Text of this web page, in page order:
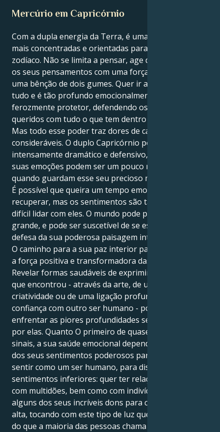
Mercúrio em Capricórnio
Com a dupla energia da Terra, é uma das pessoas
mais concentradas e orientadas para a ação do
zodíaco. Não se limita a pensar, age de acordo com
os seus pensamentos com uma força implacável:
uma bênção de dois gumes. Quer ir até ao fundo de
tudo e é tão profundo emocionalmente que é leal e
ferozmente protetor, defendendo os seus entes
queridos com tudo o que tem dentro de si.
Mas todo esse poder traz dores de cabeça
consideráveis. O duplo Capricórnio pode torná-lo
intensamente dramático e defensivo, uma vez que as
suas emoções podem ser um pouco reservadas
quando guardam esse seu precioso mundo interior.
É possível que queira um tempo emocional para
recuperar, mas os sentimentos são tão fortes que é
difícil lidar com eles. O mundo pode parecer muito
grande, e pode ser suscetível de se esgotar em
defesa da sua poderosa paisagem interior.
O caminho para a sua paz interior passa por aceitar
a força positiva e transformadora das suas emoções.
Revelar formas saudáveis de exprimir a intensidade
que encontrou - através da arte, de um canal de
criatividade ou de uma ligação profunda e de
confiança com outro ser humano - pode ajudá-lo a
enfrentar as piores profundidades sem ser engolido
por elas. Quanto O primeiro de quase todos os
sinais, a sua saúde emocional depende da libertação
dos seus sentimentos poderosos para que se possa
sentir como um ser humano, para dissolver
sentimentos inferiores: quer ter relações regulares
com multidões, bem como com indivíduos; e usar
alguns dos seus incríveis dons para curar em voz
alta, tocando com este tipo de luz que está para além
do que a maioria das pessoas chama "grato".